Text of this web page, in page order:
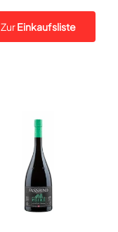
ZurEinkaufsliste